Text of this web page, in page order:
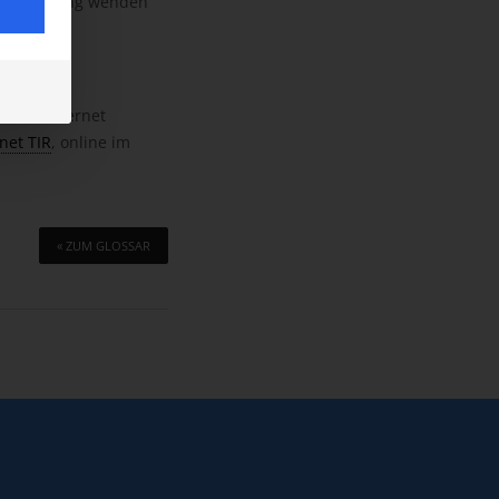
im Internet
TIR, online im
« ZUM GLOSSAR